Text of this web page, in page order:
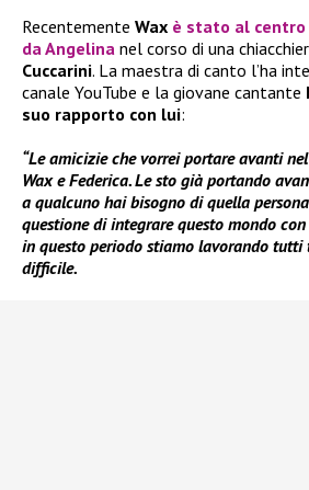
Recentemente Wax è stato al
da Angelina nel corso di una
Cuccarini. La maestra di canto l’ha
canale YouTube e la giovane cantante
suo rapporto con lui:
“Le amicizie che vorrei portare avanti
Wax e Federica. Le sto già portando
a qualcuno hai bisogno di quella
questione di integrare questo mondo
in questo periodo stiamo lavorando tutti
difficile.